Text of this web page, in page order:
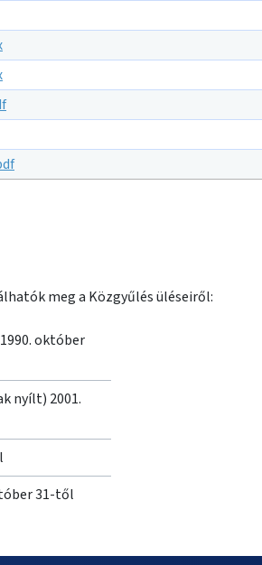
meg a Közgyűlés üléseiről:
október
nyílt) 2001.
31-től